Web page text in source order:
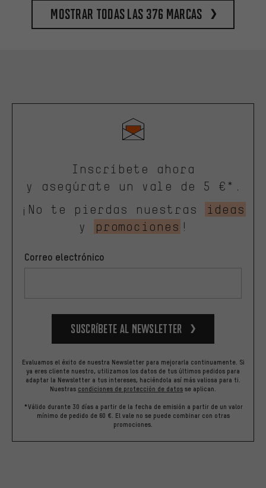
Mostrar todas las 376 marcas
Inscríbete ahora
y asegúrate un vale de 5 €*.
¡No te pierdas nuestras
ideas
y
promociones !
Correo electrónico
Suscríbete al newsletter
Evaluamos el éxito de nuestra Newsletter para mejorarla continuamente. Si
ya eres cliente nuestro, utilizamos los datos de tus últimos pedidos para
adaptar la Newsletter a tus intereses, haciéndola así más valiosa para ti.
Nuestras condiciones de protección de datos se aplican.
*Válido durante 30 días a partir de la fecha de emisión a partir de un valor
mínimo de pedido de 60 €. El vale no se puede combinar con otras
promociones.